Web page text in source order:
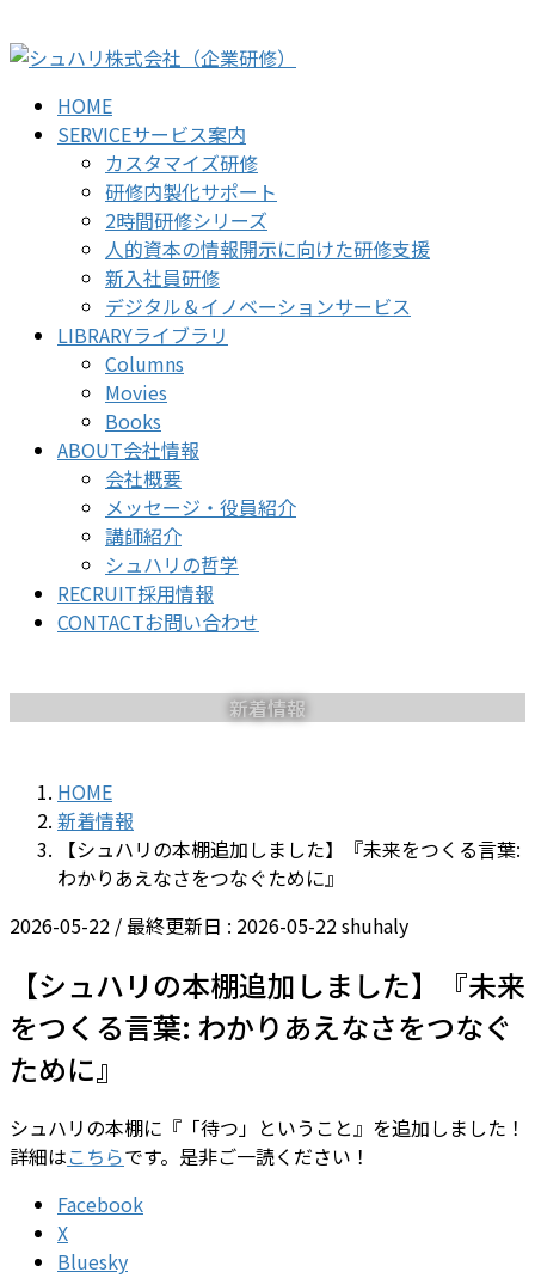
ン
ビ
HOME
SERVICEサービス案内
カスタマイズ研修
研修内製化サポート
2時間研修シリーズ
人的資本の情報開示に向けた研修支援
新入社員研修
デジタル＆イノベーションサービス
LIBRARYライブラリ
Columns
Movies
Books
ABOUT会社情報
会社概要
メッセージ・役員紹介
講師紹介
シュハリの哲学
RECRUIT採用情報
CONTACTお問い合わせ
新着情報
HOME
新着情報
【シュハリの本棚追加しました】『未来をつくる言葉:
わかりあえなさをつなぐために』
2026-05-22 / 最終更新日 : 2026-05-22shuhaly
【シュハリの本棚追加しました】『未来
をつくる言葉: わかりあえなさをつなぐ
ために』
シュハリの本棚に『「待つ」ということ』を追加しました！
詳細はこちらです。是非ご一読ください！
Facebook
X
Bluesky